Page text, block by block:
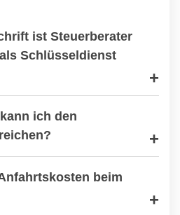
ist Steuerberater
Schlüsseldienst
ich den
beim